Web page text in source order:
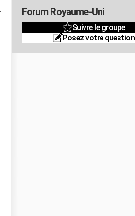
Forum Royaume-Uni
Suivre le groupe
Posez votre question